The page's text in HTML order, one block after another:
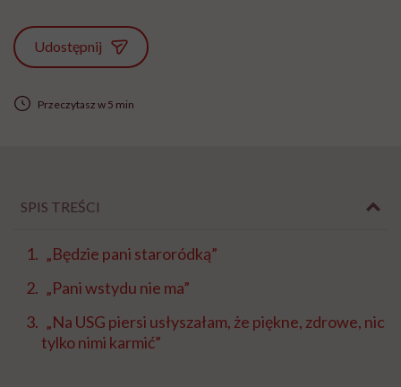
Udostępnij
Przeczytasz w 5 min
SPIS TREŚCI
„Będzie pani staroródką”
„Pani wstydu nie ma”
„Na USG piersi usłyszałam, że piękne, zdrowe, nic
tylko nimi karmić”